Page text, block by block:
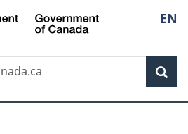
Passer
au
principal
Passer
à
Au
du
Passer
à
version
simplifiée
de
la
EN